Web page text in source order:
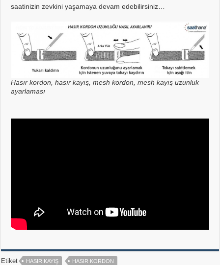
saatinizin zevkini yaşamaya devam edebilirsiniz…
Hasır kordon, hasır kayış, mesh kordon, mesh kayış uzunluk
ayarlaması
Etiket HASIR KAYIŞ
HASIR KORDON